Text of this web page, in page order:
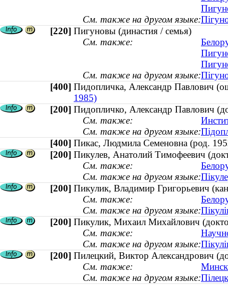
См. также на другом языке:
[220] Пигуновы (династия / семья)
См. также:
См. также на другом языке:
[400] Пидопличка, Александр Павлович
1985)
[200] Пидопличко, Александр Павлович
См. также:
См. также на другом языке:
[400] Пикас, Людмила Семеновна (род.
[200] Пикулев, Анатолий Тимофеевич
См. также:
См. также на другом языке:
[200] Пикулик, Владимир Григорьевич
См. также:
См. также на другом языке:
[200] Пикулик, Михаил Михайлович
См. также:
См. также на другом языке:
[200] Пилецкий, Виктор Александрович
См. также:
См. также на другом языке: